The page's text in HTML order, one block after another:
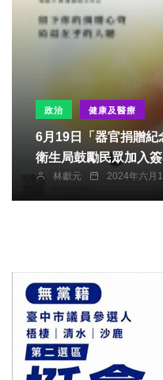
政治 健康及醫療
6月19日「器官捐贈紀念
衛生局鼓勵民眾加入
林獻元 2024年六月